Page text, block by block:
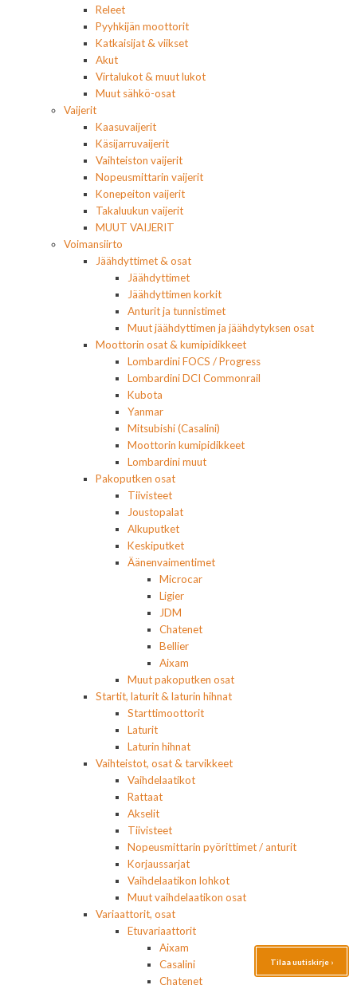
Releet
Pyyhkijän moottorit
Katkaisijat & viikset
Akut
Virtalukot & muut lukot
Muut sähkö-osat
Vaijerit
Kaasuvaijerit
Käsijarruvaijerit
Vaihteiston vaijerit
Nopeusmittarin vaijerit
Konepeiton vaijerit
Takaluukun vaijerit
MUUT VAIJERIT
Voimansiirto
Jäähdyttimet & osat
Jäähdyttimet
Jäähdyttimen korkit
Anturit ja tunnistimet
Muut jäähdyttimen ja jäähdytyksen osat
Moottorin osat & kumipidikkeet
Lombardini FOCS / Progress
Lombardini DCI Commonrail
Kubota
Yanmar
Mitsubishi (Casalini)
Moottorin kumipidikkeet
Lombardini muut
Pakoputken osat
Tiivisteet
Joustopalat
Alkuputket
Keskiputket
Äänenvaimentimet
Microcar
Ligier
JDM
Chatenet
Bellier
Aixam
Muut pakoputken osat
Startit, laturit & laturin hihnat
Starttimoottorit
Laturit
Laturin hihnat
Vaihteistot, osat & tarvikkeet
Vaihdelaatikot
Rattaat
Akselit
Tiivisteet
Nopeusmittarin pyörittimet / anturit
Korjaussarjat
Vaihdelaatikon lohkot
Muut vaihdelaatikon osat
Variaattorit, osat
Etuvariaattorit
Aixam
Casalini
Chatenet
Tilaa uutiskirje ›